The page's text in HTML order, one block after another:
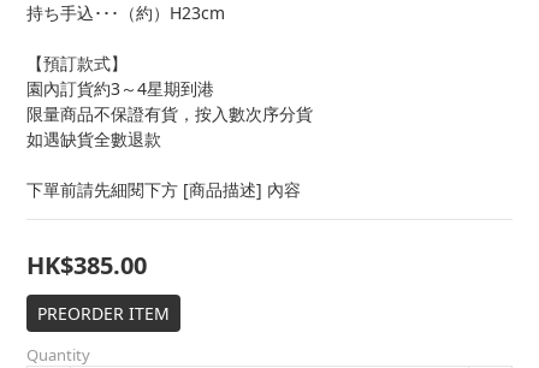
持ち手込･･･（約）H23cm
【預訂款式】
園內訂貨約3～4星期到港
限量商品不保證有貨，按入數次序分貨
如遇缺貨全數退款
下單前請先細閱下方 [商品描述] 內容
HK$385.00
PREORDER ITEM
Quantity